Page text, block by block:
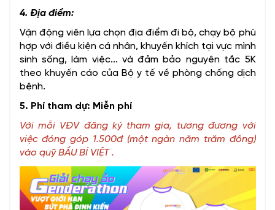
4. Địa điểm:
Vận động viên lựa chọn địa điểm đi bộ, chạy bộ phù
hợp với điều kiện cá nhân, khuyến khích tại vực mình
sinh sống, làm việc... và đảm bảo nguyên tắc 5K
theo khuyến cáo của Bộ y tế về phòng chống dịch
bệnh.
5. Phí tham dự: Miễn phí
Với mỗi VĐV đăng ký tham gia, tương đương với
việc đóng góp 1.500đ (một ngàn năm trăm đồng)
vào quỹ BẦU BÍ VIỆT .